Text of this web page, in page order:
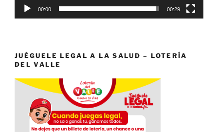
00:00 00:29
JUÉGUELE LEGAL A LA SALUD – LOTERÍA
DEL VALLE